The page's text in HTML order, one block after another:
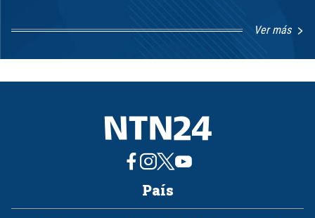
Ver más
1
8
País